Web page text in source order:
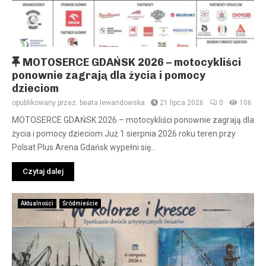
W
y
r
ó
ż
n
i
o
n
e
MOTOSERCE GDAŃSK 2026 – motocykliści
ponownie zagrają dla życia i pomocy
dzieciom
opublikowany przez: beata lewandowska 21 lipca 2026 0 106
MOTOSERCE GDAŃSK 2026 – motocykliści ponownie zagrają dla
życia i pomocy dzieciom Już 1 sierpnia 2026 roku teren przy
Polsat Plus Arena Gdańsk wypełni się...
Czytaj dalej
Aktualności Śródmieście